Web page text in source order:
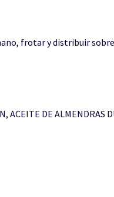
frotar y distribuir
ACEITE DE ALMENDRAS